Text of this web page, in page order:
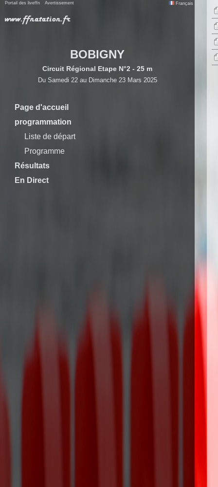
Portail des liveffn Avertissement Français
BOBIGNY
Circuit Régional Etape N°2 - 25 m
Du Samedi 22 au Dimanche 23 Mars 2025
Page d'accueil
programmation
Liste de départ
Programme
Résultats
En Direct